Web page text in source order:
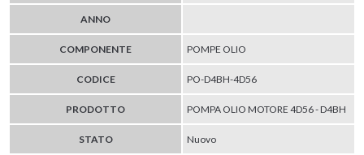
ANNO
COMPONENTE POMPE OLIO
CODICE PO-D4BH-4D56
PRODOTTO POMPA OLIO MOTORE 4D56 - D4BH
STATO Nuovo